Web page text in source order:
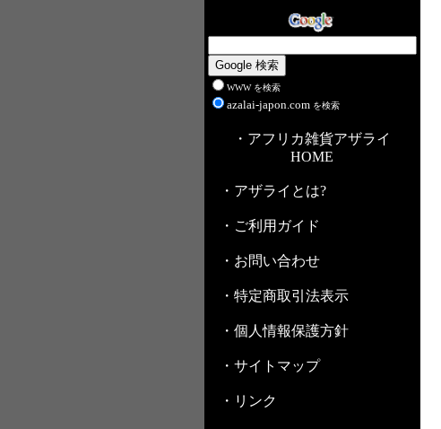
WWW を検索
azalai-japon.com を検索
・アフリカ雑貨アザライ
HOME
・アザライとは?
・ご利用ガイド
・お問い合わせ
・特定商取引法表示
・個人情報保護方針
・サイトマップ
・リンク